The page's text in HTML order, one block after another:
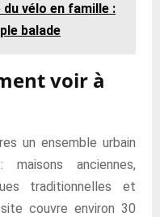
du vélo en famille :
balade
voir à
un ensemble urbain
maisons anciennes,
traditionnelles et
couvre environ 30